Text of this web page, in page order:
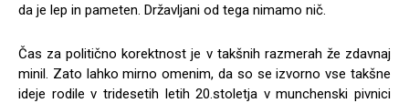
da je lep in pameten. Državljani od tega nimamo nič.
Čas za politično korektnost je v takšnih razmerah že zdavnaj
minil. Zato lahko mirno omenim, da so se izvorno vse takšne
ideje rodile v tridesetih letih 20.stoletja v munchenski pivnici